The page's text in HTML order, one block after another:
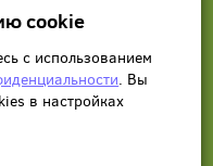
звонок
cookie
с использованием
. Вы
в настройках